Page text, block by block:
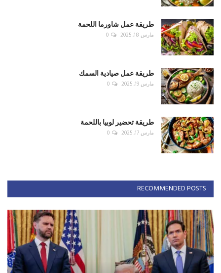
طريقة عمل شاورما اللحمة
مارس 18, 2025 0
طريقة عمل صيادية السمك
مارس 19, 2025 0
طريقة تحضير لوبيا باللحمة
مارس 17, 2025 0
RECOMMENDED POSTS